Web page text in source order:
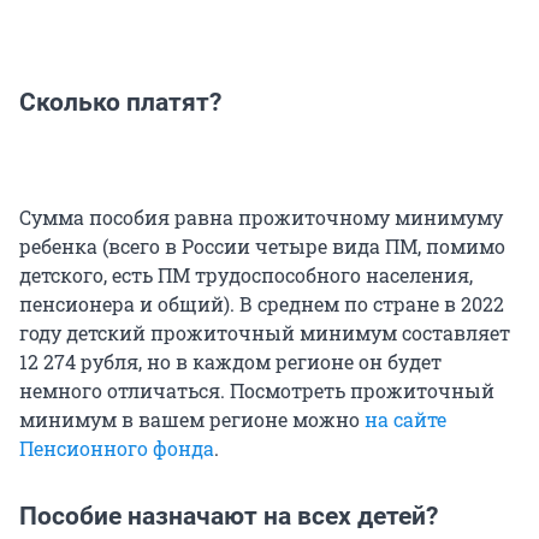
Сколько платят?
Сумма пособия равна прожиточному минимуму
ребенка (всего в России четыре вида ПМ, помимо
детского, есть ПМ трудоспособного населения,
пенсионера и общий). В среднем по стране в 2022
году детский прожиточный минимум составляет
12 274 рубля, но в каждом регионе он будет
немного отличаться. Посмотреть прожиточный
минимум в вашем регионе можнона сайте
Пенсионного фонда.
Пособие назначают на всех детей?